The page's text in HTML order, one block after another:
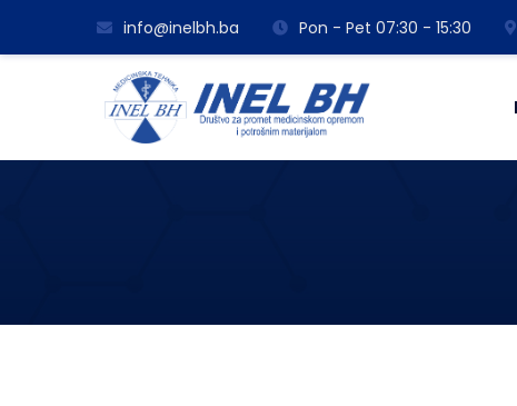
info@inelbh.ba Pon - Pet 07:30 - 15:30